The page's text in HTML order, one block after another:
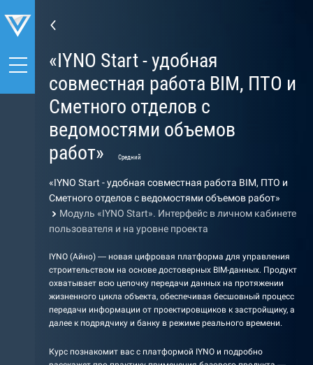
«IYNO Start - удобная
совместная работа BIM, ПТО и
Сметного отделов с
ведомостями объемов
работ»
Средний
«IYNO Start - удобная совместная работа BIM, ПТО и
Сметного отделов с ведомостями объемов работ»
Модуль «IYNO Start». Интерфейс в личном кабинете
пользователя и на уровне проекта
IYNO (Айно) — новая цифровая платформа для управления
строительством на основе достоверных BIM-данных. Продукт
охватывает всю цепочку передачи данных на протяжении
жизненного цикла объекта, обеспечивая бесшовный процесс
передачи информации от проектировщиков к застройщику, а
далее к подрядчику и банку в режиме реального времени.
Курс познакомит вас с платформой IYNO и подробно